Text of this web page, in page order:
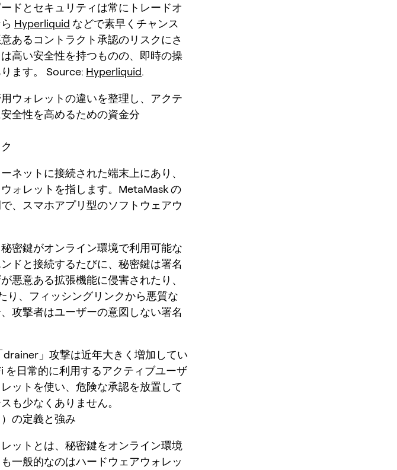
ドとセキュリティは常にトレードオ
Hyperliquid などで素早くチャンス
あるコントラクト承認のリスクにさ
高い安全性を持つものの、即時の操
ます。 Source: Hyperliquid.
ウォレットの違いを整理し、アクテ
全性を高めるための資金分
ネットに接続された端末上にあり、
ォレットを指します。MetaMask の
、スマホアプリ型のソフトウェアウ
密鍵がオンライン環境で利用可能な
ドと接続するたびに、秘密鍵は署名
悪意ある拡張機能に侵害されたり、
り、フィッシングリンクから悪質な
攻撃者はユーザーの意図しない署名
」攻撃は近年大きく増加してい
を日常的に利用するアクティブユーザ
ットを使い、危険な承認を放置して
も少なくありません。
の定義と強み
ットとは、秘密鍵をオンライン環境
一般的なのはハードウェアウォレッ